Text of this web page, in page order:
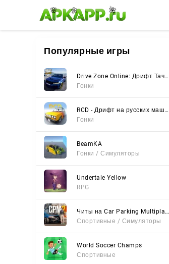
🌸 🌼 🌺
Популярные игры
Drive Zone Online: Дрифт Тачки
Гонки
RCD - Дрифт на русских машинах
Гонки
BeamKA
Гонки / Симуляторы
Undertale Yellow
RPG
Читы на Car Parking Multiplayer 2 (Все открыто, Мод-Меню)
Спортивные / Симуляторы
World Soccer Champs
Спортивные